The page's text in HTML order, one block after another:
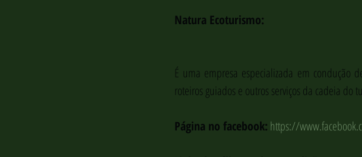
Natura Ecoturismo:
É uma empresa especializada em condução
roteiros guiados e outros serviços da cadeia do
Página no facebook: https://